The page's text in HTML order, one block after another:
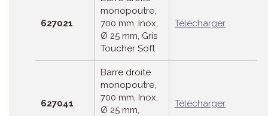
627021
monopoutre,
700 mm, Inox,
Ø 25 mm, Gris
Toucher Soft
Télécharger
627041
Barre droite
monopoutre,
700 mm, Inox,
Ø 25 mm,
Télécharger